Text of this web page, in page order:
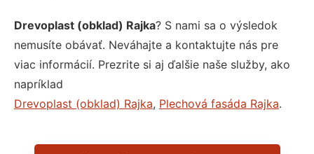
Drevoplast (obklad) Rajka? S nami sa o výsledok
nemusíte obávať. Neváhajte a kontaktujte nás pre
viac informácií. Prezrite si aj ďalšie naše služby, ako
napríklad
Drevoplast (obklad) Rajka, Plechová fasáda Rajka.